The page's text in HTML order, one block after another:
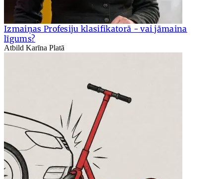
Izmaiņas Profesiju klasifikatorā - vai jāmaina
līgums?
Atbild Karīna Platā